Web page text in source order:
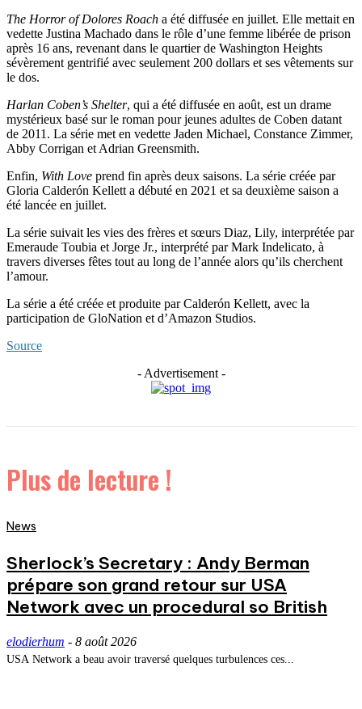
The Horror of Dolores Roach a été diffusée en juillet. Elle mettait en
vedette Justina Machado dans le rôle d’une femme libérée de prison
après 16 ans, revenant dans le quartier de Washington Heights
sévèrement gentrifié avec seulement 200 dollars et ses vêtements sur
le dos.
Harlan Coben’s Shelter, qui a été diffusée en août, est un drame
mystérieux basé sur le roman pour jeunes adultes de Coben datant
de 2011. La série met en vedette Jaden Michael, Constance Zimmer,
Abby Corrigan et Adrian Greensmith.
Enfin, With Love prend fin après deux saisons. La série créée par
Gloria Calderón Kellett a débuté en 2021 et sa deuxième saison a
été lancée en juillet.
La série suivait les vies des frères et sœurs Diaz, Lily, interprétée par
Emeraude Toubia et Jorge Jr., interprété par Mark Indelicato, à
travers diverses fêtes tout au long de l’année alors qu’ils cherchent
l’amour.
La série a été créée et produite par Calderón Kellett, avec la
participation de GloNation et d’Amazon Studios.
Source
- Advertisement -
Plus de lecture !
News
Sherlock’s Secretary : Andy Berman
prépare son grand retour sur USA
Network avec un procedural so British
elodierhum - 8 août 2026
USA Network a beau avoir traversé quelques turbulences ces...